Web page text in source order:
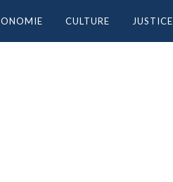
CULTURE JUSTICE